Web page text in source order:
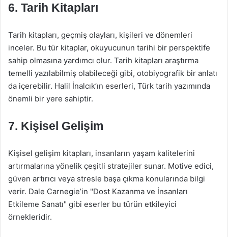
6. Tarih Kitapları
Tarih kitapları, geçmiş olayları, kişileri ve dönemleri
inceler. Bu tür kitaplar, okuyucunun tarihi bir perspektife
sahip olmasına yardımcı olur. Tarih kitapları araştırma
temelli yazılabilmiş olabileceği gibi, otobiyografik bir anlatı
da içerebilir. Halil İnalcık’ın eserleri, Türk tarih yazımında
önemli bir yere sahiptir.
7. Kişisel Gelişim
Kişisel gelişim kitapları, insanların yaşam kalitelerini
artırmalarına yönelik çeşitli stratejiler sunar. Motive edici,
güven artırıcı veya stresle başa çıkma konularında bilgi
verir. Dale Carnegie’in "Dost Kazanma ve İnsanları
Etkileme Sanatı" gibi eserler bu türün etkileyici
örnekleridir.